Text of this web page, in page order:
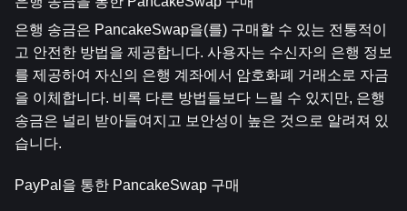
은행 송금은 PancakeSwap을(를) 구매할 수 있는 전통적이
고 안전한 방법을 제공합니다. 사용자는 수신자의 은행 정보
를 제공하여 자신의 은행 계좌에서 암호화폐 거래소로 자금
을 이체합니다. 비록 다른 방법들보다 느릴 수 있지만, 은행
송금은 널리 받아들여지고 보안성이 높은 것으로 알려져 있
습니다.
PayPal을 통한 PancakeSwap 구매